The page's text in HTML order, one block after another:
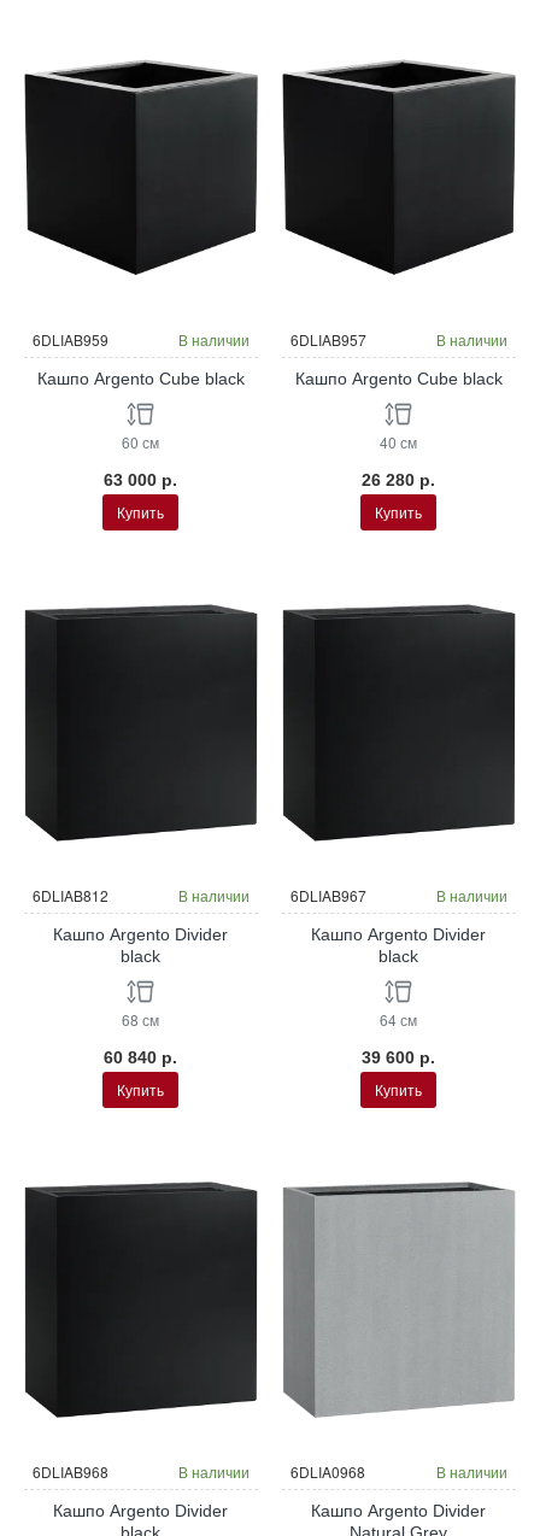
6DLIAB959 В наличии
Кашпо Argento Cube black
60 см
63 000 р.
Купить
6DLIAB957 В наличии
Кашпо Argento Cube black
40 см
26 280 р.
Купить
6DLIAB812 В наличии
Кашпо Argento Divider
black
68 см
60 840 р.
Купить
6DLIAB967 В наличии
Кашпо Argento Divider
black
64 см
39 600 р.
Купить
6DLIAB968 В наличии
Кашпо Argento Divider
6DLIA0968 В наличии
Кашпо Argento Divider